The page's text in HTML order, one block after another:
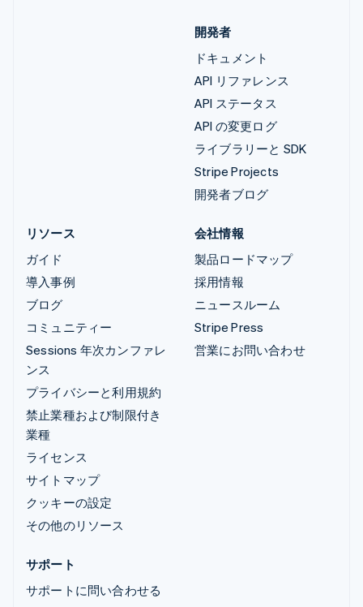
開発者
ドキュメント
API リファレンス
API ステータス
API の変更ログ
ライブラリーと SDK
Stripe Projects
開発者ブログ
リソース
ガイド
導入事例
ブログ
コミュニティー
Sessions 年次カンファレ
ンス
プライバシーと利用規約
禁止業種および制限付き
業種
ライセンス
サイトマップ
クッキーの設定
その他のリソース
会社情報
製品ロードマップ
採用情報
ニュースルーム
Stripe Press
営業にお問い合わせ
サポート
サポートに問い合わせる